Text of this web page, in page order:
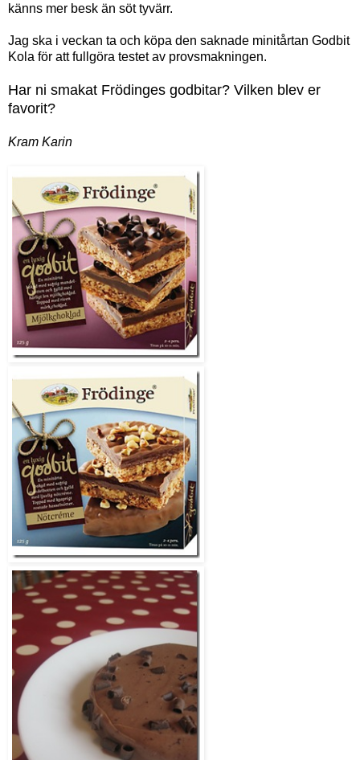
känns mer besk än söt tyvärr.
Jag ska i veckan ta och köpa den saknade minitårtan Godbit
Kola för att fullgöra testet av provsmakningen.
Har ni smakat Frödinges godbitar? Vilken blev er
favorit?
Kram Karin